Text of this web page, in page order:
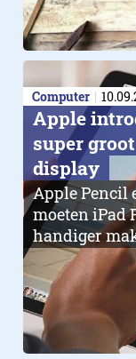
Computer
Apple
super
display
Apple Pencil
moeten iPad
handiger